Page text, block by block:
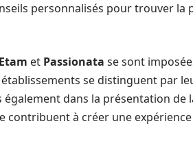
personnalisés pour trouver la
Etam et Passionata se sont
se distinguent par
dans la présentation
contribuent à créer une